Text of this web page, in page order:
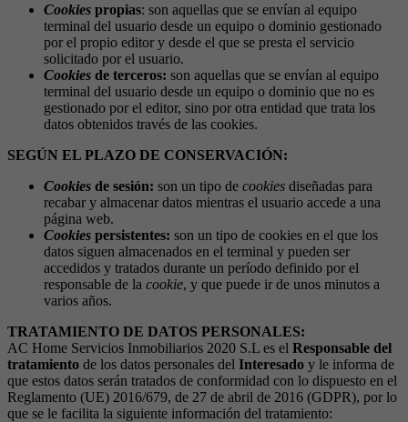
Cookies propias: son aquellas que se envían al equipo
terminal del usuario desde un equipo o dominio gestionado
por el propio editor y desde el que se presta el servicio
solicitado por el usuario.
Cookies de terceros: son aquellas que se envían al equipo
terminal del usuario desde un equipo o dominio que no es
gestionado por el editor, sino por otra entidad que trata los
datos obtenidos través de las cookies.
SEGÚN EL PLAZO DE CONSERVACIÓN:
Cookies de sesión: son un tipo de cookies diseñadas para
recabar y almacenar datos mientras el usuario accede a una
página web.
Cookies persistentes: son un tipo de cookies en el que los
datos siguen almacenados en el terminal y pueden ser
accedidos y tratados durante un período definido por el
responsable de la cookie, y que puede ir de unos minutos a
varios años.
TRATAMIENTO DE DATOS PERSONALES:
AC Home Servicios Inmobiliarios 2020 S.L es el Responsable del
tratamiento de los datos personales del Interesado y le informa de
que estos datos serán tratados de conformidad con lo dispuesto en el
Reglamento (UE) 2016/679, de 27 de abril de 2016 (GDPR), por lo
que se le facilita la siguiente información del tratamiento: